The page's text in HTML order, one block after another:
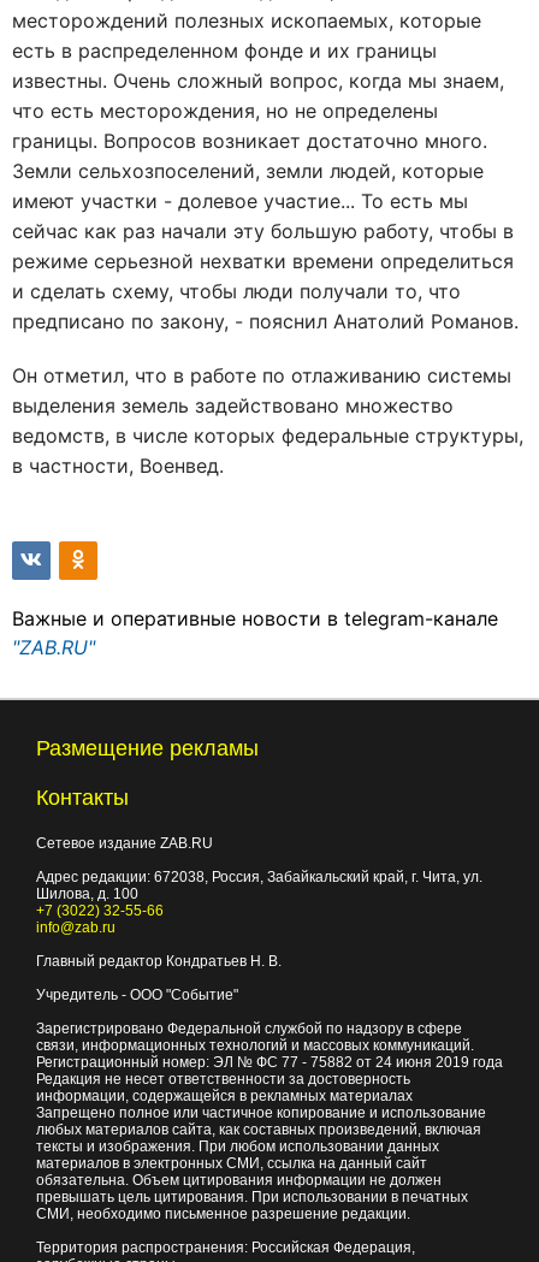
месторождений полезных ископаемых, которые
есть в распределенном фонде и их границы
известны. Очень сложный вопрос, когда мы знаем,
что есть месторождения, но не определены
границы. Вопросов возникает достаточно много.
Земли сельхозпоселений, земли людей, которые
имеют участки - долевое участие... То есть мы
сейчас как раз начали эту большую работу, чтобы в
режиме серьезной нехватки времени определиться
и сделать схему, чтобы люди получали то, что
предписано по закону, - пояснил Анатолий Романов.
Он отметил, что в работе по отлаживанию системы
выделения земель задействовано множество
ведомств, в числе которых федеральные структуры,
в частности, Военвед.
Важные и оперативные новости в telegram-канале
"ZAB.RU"
Размещение рекламы
Контакты
Сетевое издание ZAB.RU
Адрес редакции: 672038, Россия, Забайкальский край, г. Чита, ул.
Шилова, д. 100
+7 (3022) 32-55-66
info@zab.ru
Главный редактор Кондратьев Н. В.
Учредитель - ООО "Событие"
Зарегистрировано Федеральной службой по надзору в сфере
связи, информационных технологий и массовых коммуникаций.
Регистрационный номер: ЭЛ № ФС 77 - 75882 от 24 июня 2019 года
Редакция не несет ответственности за достоверность
информации, содержащейся в рекламных материалах
Запрещено полное или частичное копирование и использование
любых материалов сайта, как составных произведений, включая
тексты и изображения. При любом использовании данных
материалов в электронных СМИ, ссылка на данный сайт
обязательна. Объем цитирования информации не должен
превышать цель цитирования. При использовании в печатных
СМИ, необходимо письменное разрешение редакции.
Территория распространения: Российская Федерация,